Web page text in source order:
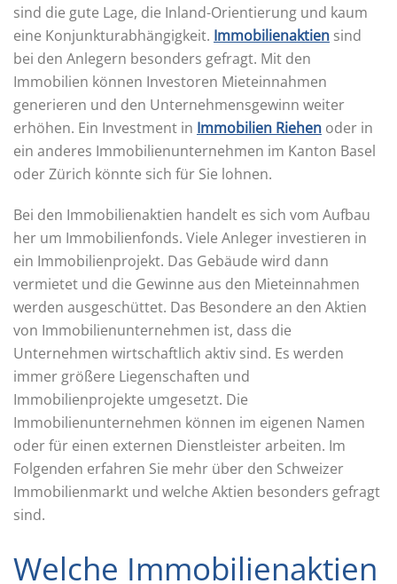
sind die gute Lage, die Inland-Orientierung und kaum
eine Konjunkturabhängigkeit. Immobilienaktien sind
bei den Anlegern besonders gefragt. Mit den
Immobilien können Investoren Mieteinnahmen
generieren und den Unternehmensgewinn weiter
erhöhen. Ein Investment in Immobilien Riehen oder in
ein anderes Immobilienunternehmen im Kanton Basel
oder Zürich könnte sich für Sie lohnen.
Bei den Immobilienaktien handelt es sich vom Aufbau
her um Immobilienfonds. Viele Anleger investieren in
ein Immobilienprojekt. Das Gebäude wird dann
vermietet und die Gewinne aus den Mieteinnahmen
werden ausgeschüttet. Das Besondere an den Aktien
von Immobilienunternehmen ist, dass die
Unternehmen wirtschaftlich aktiv sind. Es werden
immer größere Liegenschaften und
Immobilienprojekte umgesetzt. Die
Immobilienunternehmen können im eigenen Namen
oder für einen externen Dienstleister arbeiten. Im
Folgenden erfahren Sie mehr über den Schweizer
Immobilienmarkt und welche Aktien besonders gefragt
sind.
Welche Immobilienaktien